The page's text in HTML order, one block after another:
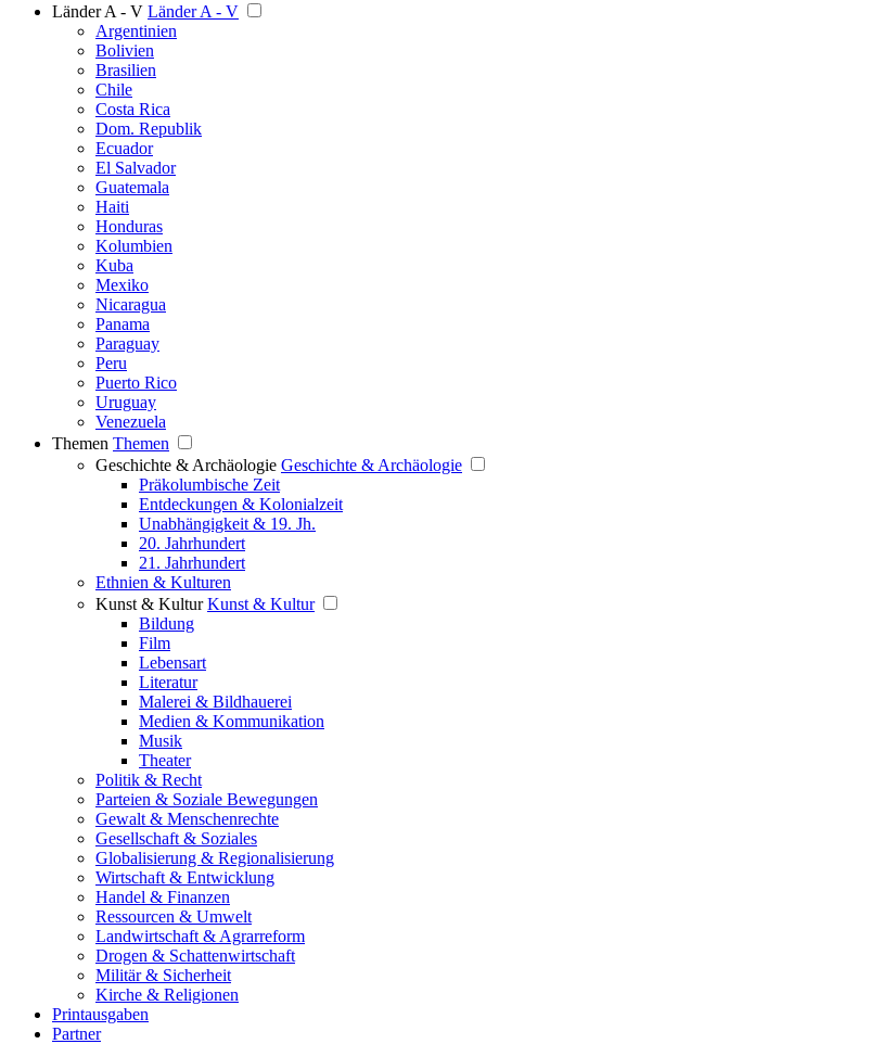
Länder A - V Länder A - V
Argentinien
Bolivien
Brasilien
Chile
Costa Rica
Dom. Republik
Ecuador
El Salvador
Guatemala
Haiti
Honduras
Kolumbien
Kuba
Mexiko
Nicaragua
Panama
Paraguay
Peru
Puerto Rico
Uruguay
Venezuela
Themen Themen
Geschichte & Archäologie Geschichte & Archäologie
Präkolumbische Zeit
Entdeckungen & Kolonialzeit
Unabhängigkeit & 19. Jh.
20. Jahrhundert
21. Jahrhundert
Ethnien & Kulturen
Kunst & Kultur Kunst & Kultur
Bildung
Film
Lebensart
Literatur
Malerei & Bildhauerei
Medien & Kommunikation
Musik
Theater
Politik & Recht
Parteien & Soziale Bewegungen
Gewalt & Menschenrechte
Gesellschaft & Soziales
Globalisierung & Regionalisierung
Wirtschaft & Entwicklung
Handel & Finanzen
Ressourcen & Umwelt
Landwirtschaft & Agrarreform
Drogen & Schattenwirtschaft
Militär & Sicherheit
Kirche & Religionen
Printausgaben
Partner